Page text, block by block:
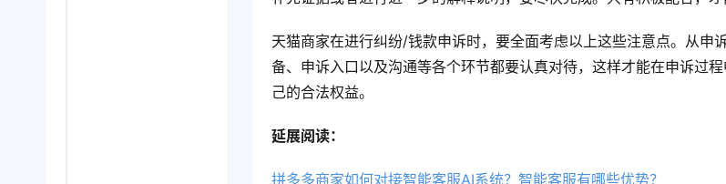
天猫商家在进行纠纷/钱款申诉时，要全面考虑以上这些注意点。从申
备、申诉入口以及沟通等各个环节都要认真对待，这样才能在申诉过
己的合法权益。
延展阅读：
拼多多商家如何对接智能客服AI系统？智能客服有哪些优势？